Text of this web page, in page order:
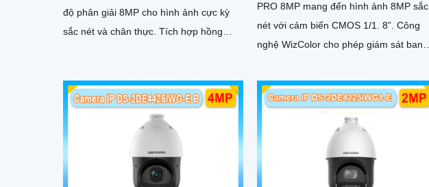
độ phân giải 8MP cho hình ảnh cực kỳ
sắc nét và chân thực. Tích hợp hồng
camera mang đến sự tiện lợi tối đa trong
lắp đặt và sử dụng
PRO 8MP mang đến hình ảnh 8MP sắc
nét với cảm biến CMOS 1/1. 8”. Công
nghệ WizColor cho phép giám sát ban